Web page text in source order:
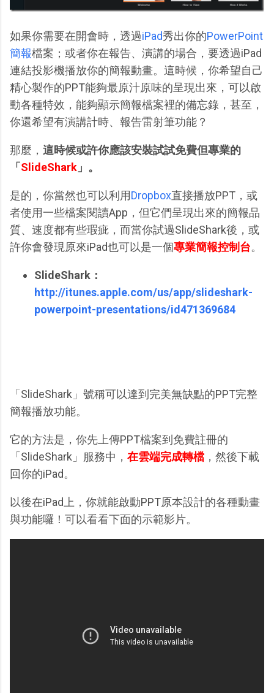
如果你需要在開會時，透過iPad秀出你的PowerPoint
簡報檔案；或者你在報告、演講的場合，要透過iPad
連結投影機播放你的簡報動畫。這時候，你希望自己
精心製作的PPT能夠最原汁原味的呈現出來，可以啟
動各種特效，能夠顯示簡報檔案裡的備忘錄，甚至，
你還希望有演講計時、報告雷射筆功能？
那麼， 這時候或許你應該安裝試試免費但專業的
「SlideShark 」。
是的，你當然也可以利用Dropbox直接播放PPT，或
者使用一些檔案閱讀App，但它們呈現出來的簡報品
質、速度都有些瑕疵，而當你試過SlideShark後，或
許你會發現原來iPad也可以是一個專業簡報控制台。
SlideShark：
http://itunes.apple.com/us/app/slideshark-
powerpoint-presentations/id471369684
「SlideShark」號稱可以達到完美無缺點的PPT完整
簡報播放功能。
它的方法是，你先上傳PPT檔案到免費註冊的
「SlideShark」服務中， 在雲端完成轉檔 ，然後下載
回你的iPad。
以後在iPad上，你就能啟動PPT原本設計的各種動畫
與功能囉！可以看看下面的示範影片。